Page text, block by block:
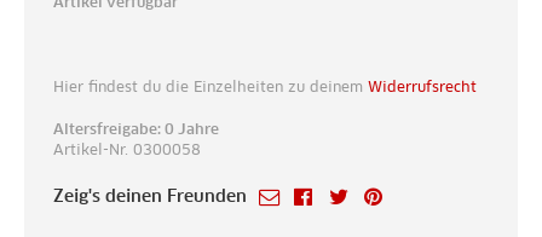
Hier findest du die Einzelheiten zu deinem Widerrufsrecht
Altersfreigabe: 0 Jahre
Artikel-Nr. 0300058
Zeig's deinen Freunden